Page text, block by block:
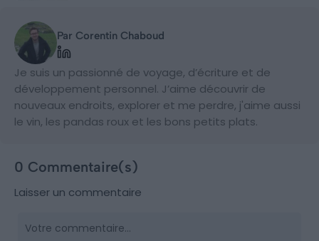
Par Corentin Chaboud
Je suis un passionné de voyage, d’écriture et de
développement personnel. J’aime découvrir de
nouveaux endroits, explorer et me perdre, j'aime aussi
le vin, les pandas roux et les bons petits plats.
0 Commentaire(s)
Laisser un commentaire